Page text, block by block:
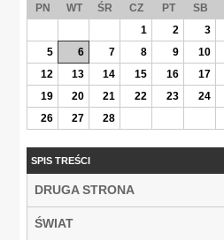
PN WT ŚR CZ PT SB
1
2 3
5
6 7 8 9 10
12
13 14 15 16 17
19
20 21 22 23 24
26
27 28
SPIS TREŚCI
DRUGA STRONA
ŚWIAT